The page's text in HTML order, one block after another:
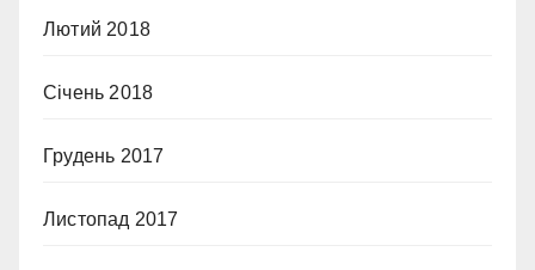
Лютий 2018
Січень 2018
Грудень 2017
Листопад 2017